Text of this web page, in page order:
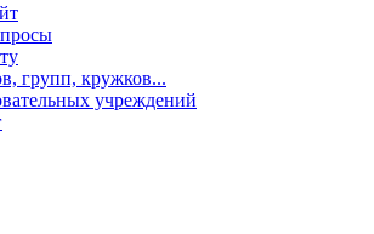
групп, кружков...
учреждений